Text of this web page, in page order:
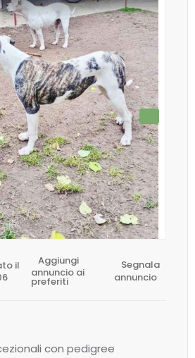
il
Aggiungi
annuncio ai
preferiti
Segnala
annuncio
con pedigree